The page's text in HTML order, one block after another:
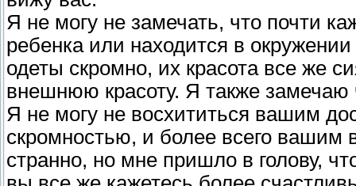
Я не могу не замечать, что почти
ребенка или находится в
одеты скромно, их красота все же
внешнюю красоту. Я также замечаю
Я не могу не восхититься вашим
скромностью, и более всего
странно, но мне пришло в голову,